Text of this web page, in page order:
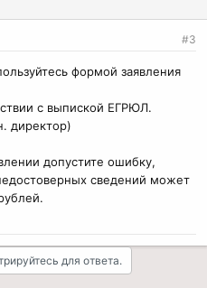
#3
формой заявления
с выпиской ЕГРЮЛ.
директор)
допустите ошибку,
сведений может
для ответа.